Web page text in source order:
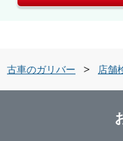
古車のガリバー 店舗